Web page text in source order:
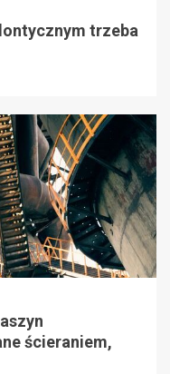
trzeba
ścieraniem,